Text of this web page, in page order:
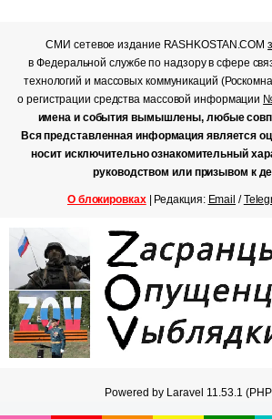
СМИ сетевое издание RASHKOSTAN.COM
в Федеральной службе по надзору в сфере
технологий и массовых коммуникаций
о регистрации средства массовой информации
имена и события вымышлены, любые
Вся представленная информация является
носит исключительно ознакомительный
руководством или призывом к
О блокировках| Редакция: Email /
Powered by Laravel 11.53.1